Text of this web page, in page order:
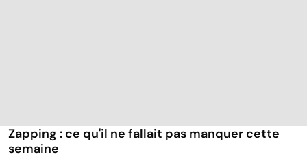
Zapping : ce qu'il ne fallait pas manquer cette
semaine